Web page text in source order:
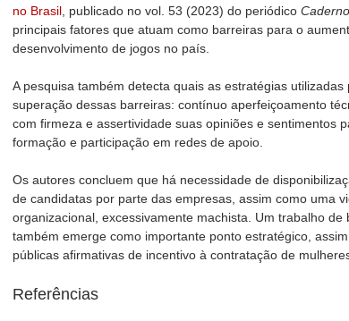
no Brasil , publicado no vol. 53 (2023) do periódico
principais fatores que atuam como barreiras para o
desenvolvimento de jogos no país.
A pesquisa também detecta quais as estratégias
superação dessas barreiras: contínuo aperfeiçoamento
com firmeza e assertividade suas opiniões e sentimentos
formação e participação em redes de apoio.
Os autores concluem que há necessidade de
de candidatas por parte das empresas, assim como uma
organizacional, excessivamente machista. Um trabalho
também emerge como importante ponto estratégico,
públicas afirmativas de incentivo à contratação de
Referências